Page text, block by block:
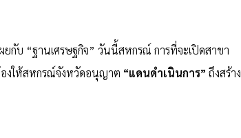
กับ “ฐานเศรษฐกิจ” วันนี้สหกรณ์ การที่จะเปิดสาขา
งให้สหกรณ์จังหวัดอนุญาต “แดนดำเนินการ” ถึงสร้าง